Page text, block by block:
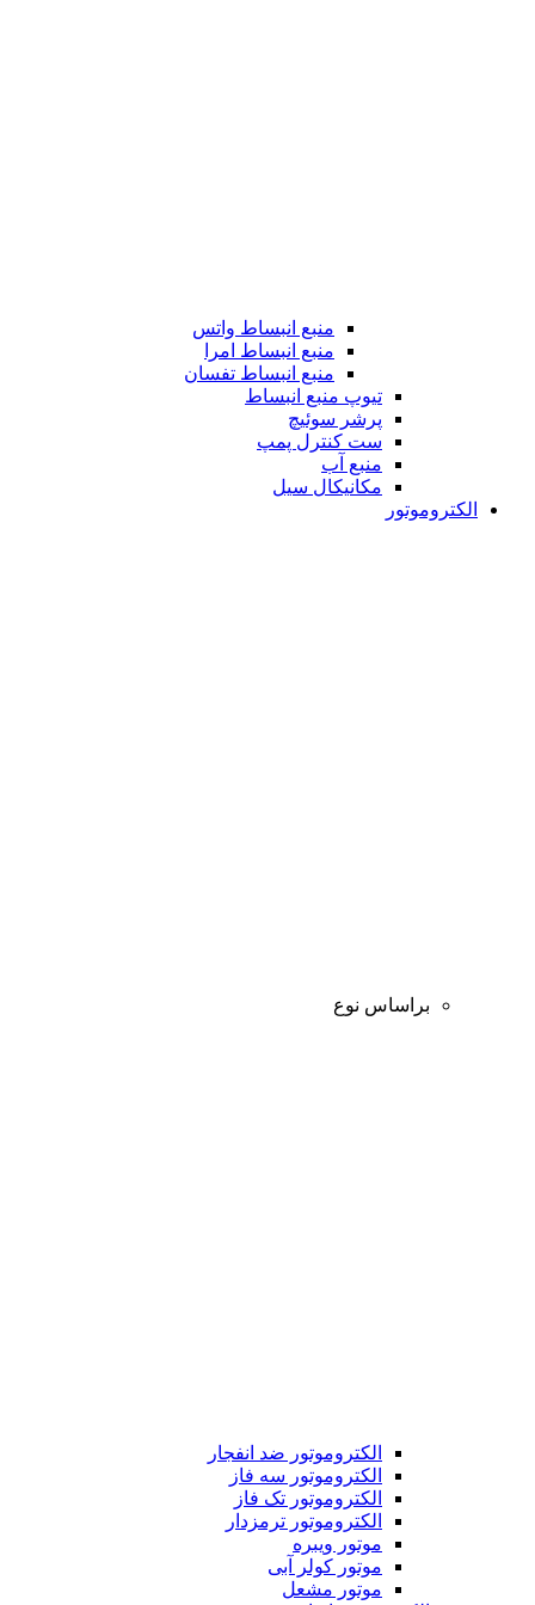
منبع انبساط واتس
منبع انبساط امرا
منبع انبساط تفسان
تیوپ منبع انبساط
پرشر سوئیچ
ست کنترل پمپ
منبع آب
مکانیکال سیل
الکتروموتور
براساس نوع
الکتروموتور ضد انفجار
الکتروموتور سه فاز
الکتروموتور تک فاز
الکتروموتور ترمزدار
موتور ویبره
موتور کولر آبی
موتور مشعل